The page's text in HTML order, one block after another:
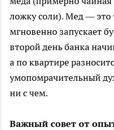
ложку соли). Мед — это
мгновенно запускает
второй день банка
а по квартире
умопомрачительный
ни с чем.
Важный совет от